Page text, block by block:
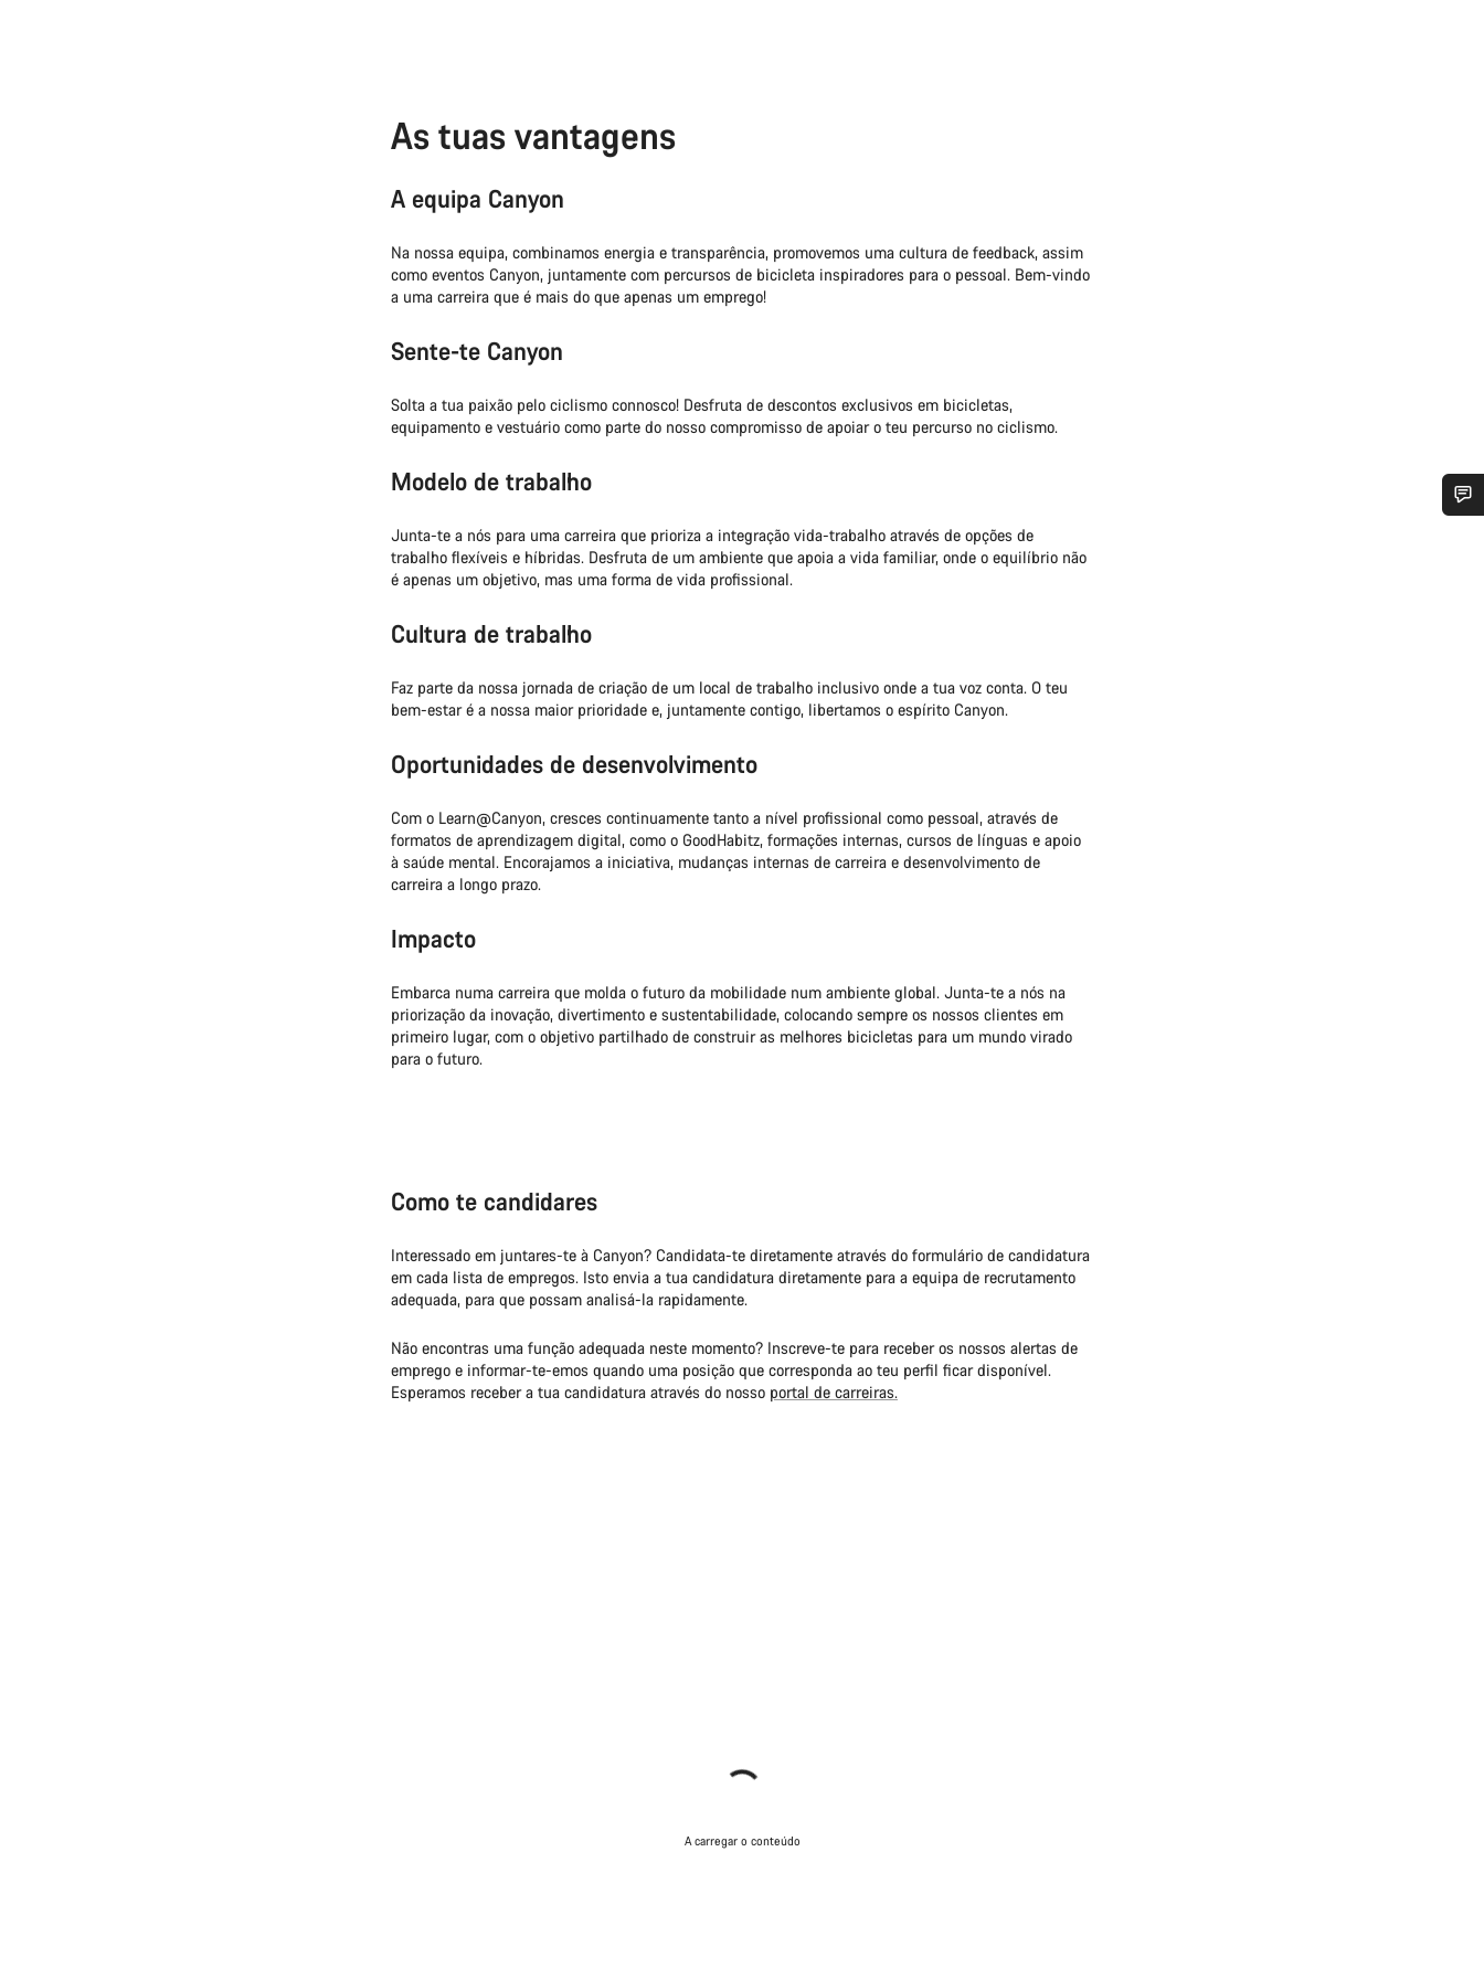
As tuas vantagens
A equipa Canyon
Na nossa equipa, combinamos energia e transparência, promovemos uma cultura de feedback, assim
como eventos Canyon, juntamente com percursos de bicicleta inspiradores para o pessoal. Bem-vindo
a uma carreira que é mais do que apenas um emprego!
Sente-te Canyon
Solta a tua paixão pelo ciclismo connosco! Desfruta de descontos exclusivos em bicicletas,
equipamento e vestuário como parte do nosso compromisso de apoiar o teu percurso no ciclismo.
Modelo de trabalho
Junta-te a nós para uma carreira que prioriza a integração vida-trabalho através de opções de
trabalho flexíveis e híbridas. Desfruta de um ambiente que apoia a vida familiar, onde o equilíbrio não
é apenas um objetivo, mas uma forma de vida profissional.
Cultura de trabalho
Faz parte da nossa jornada de criação de um local de trabalho inclusivo onde a tua voz conta. O teu
bem-estar é a nossa maior prioridade e, juntamente contigo, libertamos o espírito Canyon.
Oportunidades de desenvolvimento
Com o Learn@Canyon, cresces continuamente tanto a nível profissional como pessoal, através de
formatos de aprendizagem digital, como o GoodHabitz, formações internas, cursos de línguas e apoio
à saúde mental. Encorajamos a iniciativa, mudanças internas de carreira e desenvolvimento de
carreira a longo prazo.
Impacto
Embarca numa carreira que molda o futuro da mobilidade num ambiente global. Junta-te a nós na
priorização da inovação, divertimento e sustentabilidade, colocando sempre os nossos clientes em
primeiro lugar, com o objetivo partilhado de construir as melhores bicicletas para um mundo virado
para o futuro.
Como te candidares
Interessado em juntares-te à Canyon? Candidata-te diretamente através do formulário de candidatura
em cada lista de empregos. Isto envia a tua candidatura diretamente para a equipa de recrutamento
adequada, para que possam analisá-la rapidamente.
Não encontras uma função adequada neste momento? Inscreve-te para receber os nossos alertas de
emprego e informar-te-emos quando uma posição que corresponda ao teu perfil ficar disponível.
Esperamos receber a tua candidatura através do nosso portal de carreiras.
A carregar o conteúdo
Precisas de ajuda?